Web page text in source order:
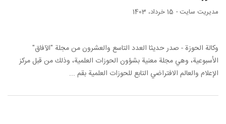
مدیریت سایت- 15 خرداد، 1403
وكالة الحوزة - صدر حديثا العدد التاسع والعشرون من مجلة "الآفاق"
الأسبوعية، وهي مجلة معنية بشؤون الحوزات العلمية، وذلك من قبل مركز
الإعلام والعالم الافتراضي التابع للحوزات العلمية بقم ...